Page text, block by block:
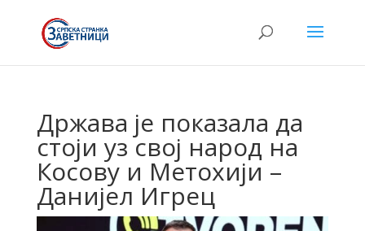
Држава је показала да
стоји уз свој народ на
Косову и Метохији –
Данијел Игрец